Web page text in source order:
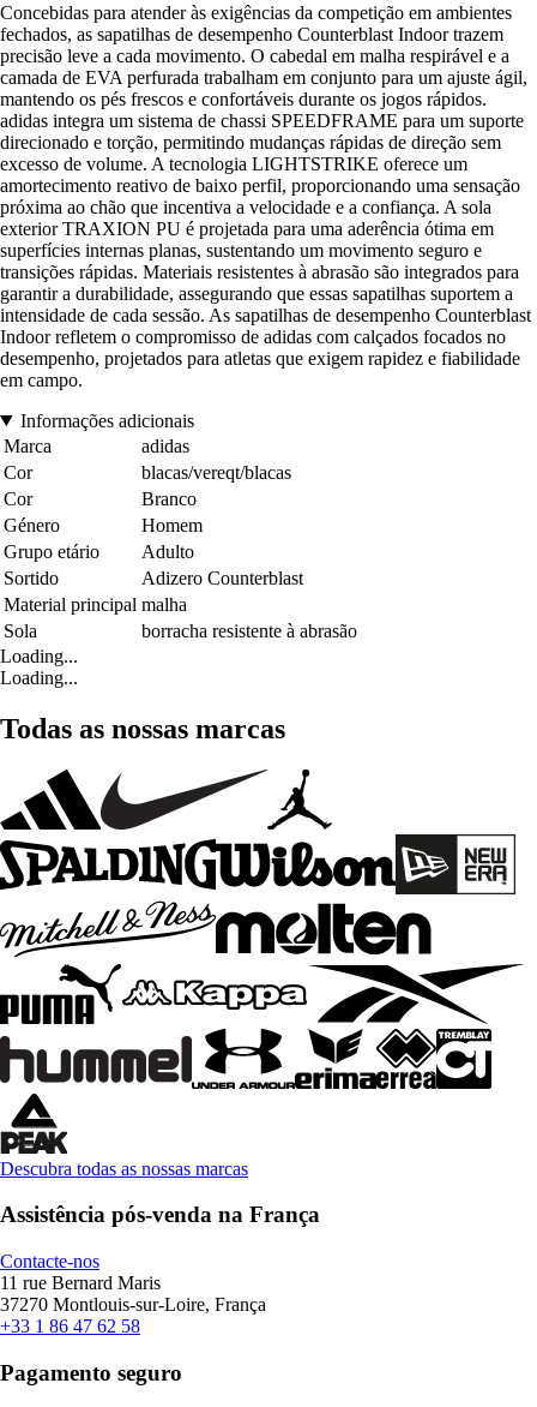
Concebidas para atender às exigências da competição em ambientes
fechados, as sapatilhas de desempenho Counterblast Indoor trazem
precisão leve a cada movimento. O cabedal em malha respirável e a
camada de EVA perfurada trabalham em conjunto para um ajuste ágil,
mantendo os pés frescos e confortáveis durante os jogos rápidos.
adidas integra um sistema de chassi SPEEDFRAME para um suporte
direcionado e torção, permitindo mudanças rápidas de direção sem
excesso de volume. A tecnologia LIGHTSTRIKE oferece um
amortecimento reativo de baixo perfil, proporcionando uma sensação
próxima ao chão que incentiva a velocidade e a confiança. A sola
exterior TRAXION PU é projetada para uma aderência ótima em
superfícies internas planas, sustentando um movimento seguro e
transições rápidas. Materiais resistentes à abrasão são integrados para
garantir a durabilidade, assegurando que essas sapatilhas suportem a
intensidade de cada sessão. As sapatilhas de desempenho Counterblast
Indoor refletem o compromisso de adidas com calçados focados no
desempenho, projetados para atletas que exigem rapidez e fiabilidade
em campo.
Informações adicionais
Marca
adidas
Cor
blacas/vereqt/blacas
Cor
Branco
Género
Homem
Grupo etário
Adulto
Sortido
Adizero Counterblast
Material principal malha
Sola
borracha resistente à abrasão
Loading...
Loading...
Todas as nossas marcas
Descubra todas as nossas marcas
Assistência pós-venda na França
Contacte-nos
11 rue Bernard Maris
37270 Montlouis-sur-Loire, França
+33 1 86 47 62 58
Pagamento seguro